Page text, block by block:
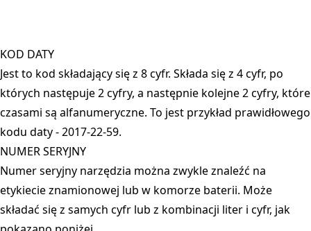
KOD DATY
Jest to kod składający się z 8 cyfr. Składa się z 4 cyfr, po
których następuje 2 cyfry, a następnie kolejne 2 cyfry, które
czasami są alfanumeryczne. To jest przykład prawidłowego
kodu daty - 2017-22-59.
NUMER SERYJNY
Numer seryjny narzędzia można zwykle znaleźć na
etykiecie znamionowej lub w komorze baterii. Może
składać się z samych cyfr lub z kombinacji liter i cyfr, jak